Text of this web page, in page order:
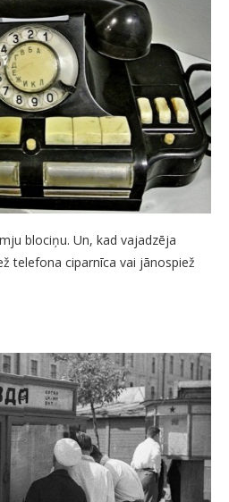
blociņu. Un, kad vajadzēja
telefona ciparnīca vai jānospiež